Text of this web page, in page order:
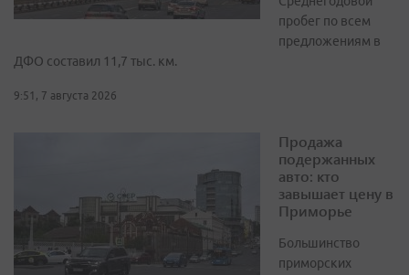
пробег по всем
предложениям в
ДФО составил 11,7 тыс. км.
9:51, 7 августа 2026
Продажа
подержанных
авто: кто
завышает цену в
Приморье
Большинство
приморских